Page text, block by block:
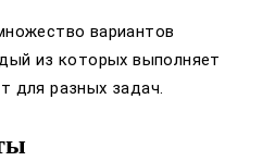
вариантов
из которых выполняет
для разных задач.